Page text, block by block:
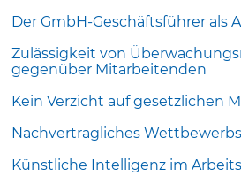
Der GmbH-Geschäftsführer als
Zulässigkeit von
gegenüber Mitarbeitenden
Kein Verzicht auf gesetzlichen
Nachvertragliches
Künstliche Intelligenz im